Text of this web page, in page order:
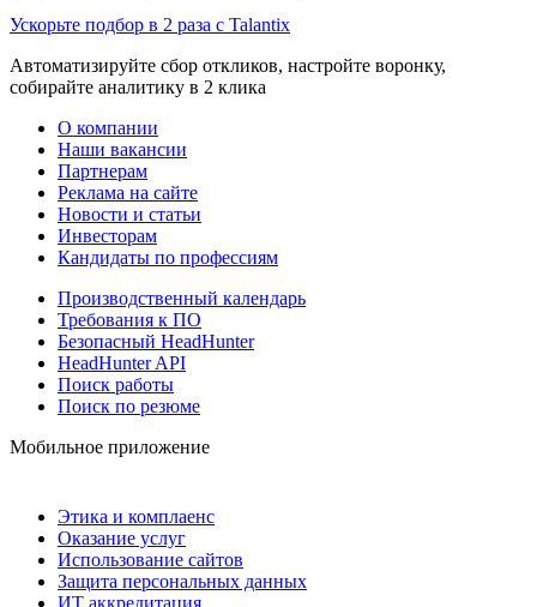
Ускорьте подбор в 2 раза с Talantix
Автоматизируйте сбор откликов, настройте воронку,
собирайте аналитику в 2 клика
О компании
Наши вакансии
Партнерам
Реклама на сайте
Новости и статьи
Инвесторам
Кандидаты по профессиям
Производственный календарь
Требования к ПО
Безопасный HeadHunter
HeadHunter API
Поиск работы
Поиск по резюме
Мобильное приложение
Этика и комплаенс
Оказание услуг
Использование сайтов
Защита персональных данных
ИТ аккредитация